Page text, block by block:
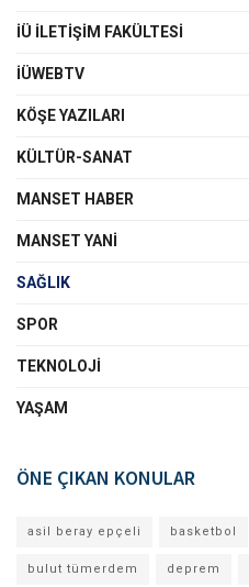
İÜ İLETIŞIM FAKÜLTESI
İÜWEBTV
KÖŞE YAZILARI
KÜLTÜR-SANAT
MANSET HABER
MANSET YANI
SAĞLIK
SPOR
TEKNOLOJI
YAŞAM
ÖNE ÇIKAN KONULAR
asil beray epçeli basketbol
bulut tümerdem deprem